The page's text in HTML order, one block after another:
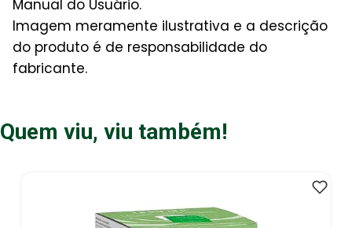
Manual do Usuário.
Imagem meramente ilustrativa e a descrição
do produto é de responsabilidade do
fabricante.
Quem viu, viu também!